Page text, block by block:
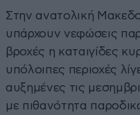
Στην ανατολική
υπάρχουν νεφώσεις
βροχές η καταιγίδες
υπόλοιπες περιοχές
αυξημένες τις
με πιθανότητα